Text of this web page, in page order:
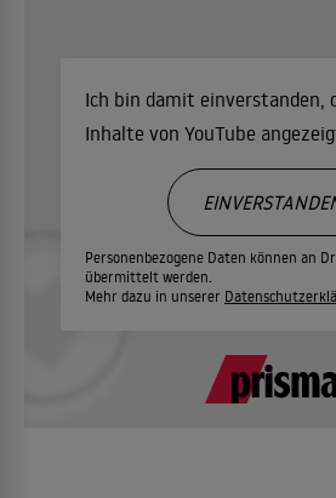
Ich bin damit einverstanden,
Inhalte von YouTube
Personenbezogene Daten können an
übermittelt werden.
Mehr dazu in unserer